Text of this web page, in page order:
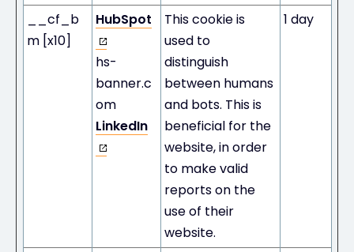
__cf_b
m [x10]
HubSpot
hs-
banner.c
om
LinkedIn
This cookie is
used to
distinguish
between humans
and bots. This is
beneficial for the
website, in order
to make valid
reports on the
use of their
website.
1 day